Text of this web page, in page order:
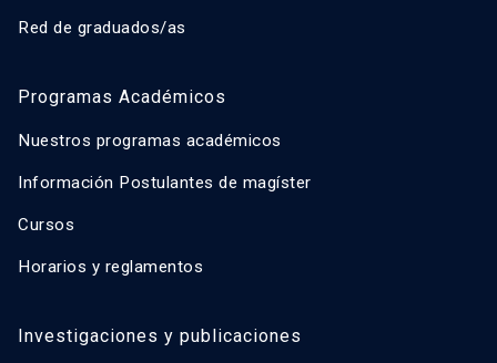
Red de graduados/as
Programas Académicos
Nuestros programas académicos
Información Postulantes de magíster
Cursos
Horarios y reglamentos
Investigaciones y publicaciones